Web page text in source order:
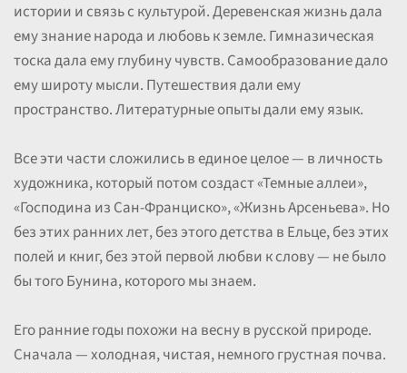
истории и связь с культурой. Деревенская жизнь дала
ему знание народа и любовь к земле. Гимназическая
тоска дала ему глубину чувств. Самообразование дало
ему широту мысли. Путешествия дали ему
пространство. Литературные опыты дали ему язык.
Все эти части сложились в единое целое — в личность
художника, который потом создаст «Темные аллеи»,
«Господина из Сан-Франциско», «Жизнь Арсеньева». Но
без этих ранних лет, без этого детства в Ельце, без этих
полей и книг, без этой первой любви к слову — не было
бы того Бунина, которого мы знаем.
Его ранние годы похожи на весну в русской природе.
Сначала — холодная, чистая, немного грустная почва.